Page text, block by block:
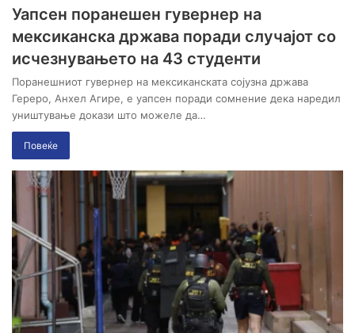
Уапсен поранешен гувернер на
мексиканска држава поради случајот со
исчезнувањето на 43 студенти
Поранешниот гувернер на мексиканската сојузна држава
Гереро, Анхел Агире, е уапсен поради сомнение дека наредил
уништување докази што можеле да…
Повеќе